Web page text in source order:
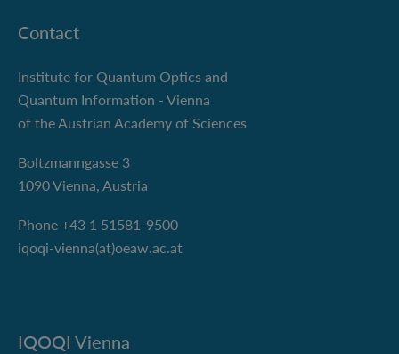
Contact
Institute for Quantum Optics and
Quantum Information - Vienna
of the Austrian Academy of Sciences
Boltzmanngasse 3
1090 Vienna, Austria
Phone +43 1 51581-9500
iqoqi-vienna(at)oeaw.ac.at
IQOQI Vienna